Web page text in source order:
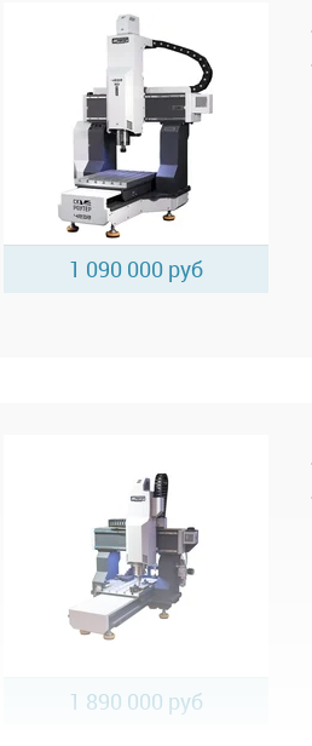
1 090 000 руб
1 890 000 руб